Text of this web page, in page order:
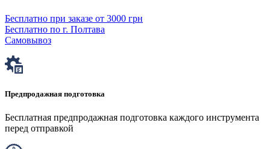
Бесплатно при заказе от 3000 грн
Бесплатно по г. Полтава
Самовывоз
Предпродажная подготовка
Бесплатная предпродажная подготовка каждого инструмента
перед отправкой